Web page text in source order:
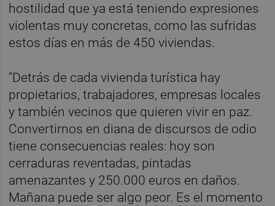
hostilidad que ya está teniendo expresiones
violentas muy concretas, como las sufridas
estos días en más de 450 viviendas.
“Detrás de cada vivienda turística hay
propietarios, trabajadores, empresas locales
y también vecinos que quieren vivir en paz.
Convertirnos en diana de discursos de odio
tiene consecuencias reales: hoy son
cerraduras reventadas, pintadas
amenazantes y 250.000 euros en daños.
Mañana puede ser algo peor. Es el momento